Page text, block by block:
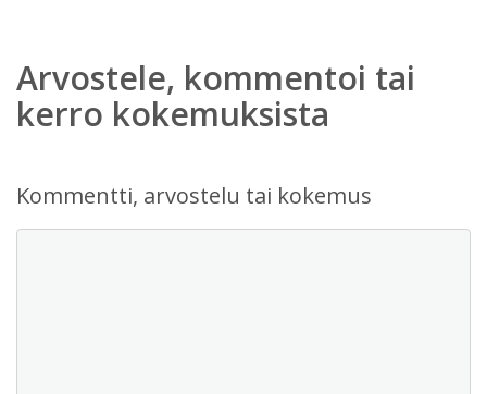
Arvostele, kommentoi tai
kerro kokemuksista
Kommentti, arvostelu tai kokemus